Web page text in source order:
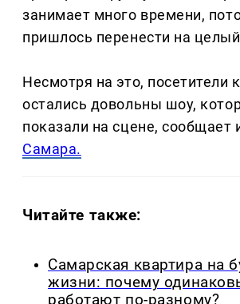
занимает много времени,
пришлось перенести на
Несмотря на это, посетители
остались довольны шоу,
показали на сцене, сообщает
Самара.
Читайте также:
Самарская квартира на
жизни: почему
работают по-разному?